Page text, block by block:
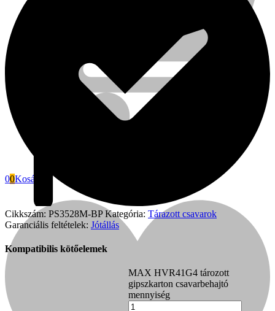
Fini Betta
00Kosár
Cikkszám: PS3528M-BP Kategória: Tárazott csavarok
Garanciális feltételek: Jótállás
Kompatibilis kötőelemek
MAX HVR41G4 tározott
gipszkarton csavarbehajtó
mennyiség